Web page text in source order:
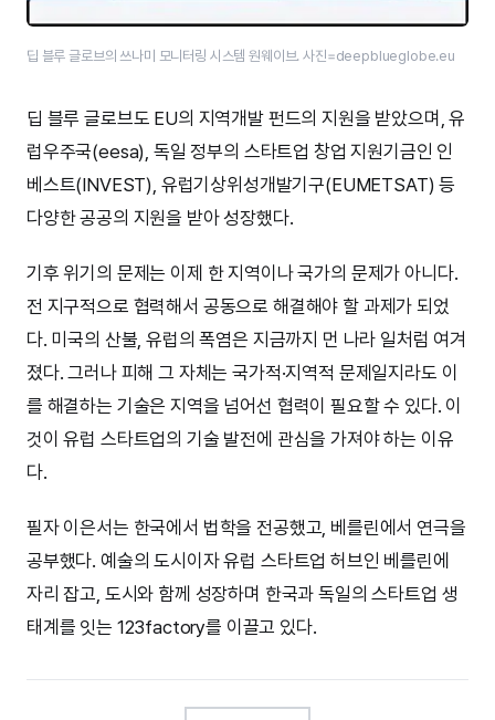
딥 블루 글로브의 쓰나미 모니터링 시스템 원웨이브. 사진=deepblueglobe.eu
딥 블루 글로브도 EU의 지역개발 펀드의 지원을 받았으며, 유
럽우주국(eesa), 독일 정부의 스타트업 창업 지원기금인 인
베스트(INVEST), 유럽기상위성개발기구(EUMETSAT) 등
다양한 공공의 지원을 받아 성장했다.
기후 위기의 문제는 이제 한 지역이나 국가의 문제가 아니다.
전 지구적으로 협력해서 공동으로 해결해야 할 과제가 되었
다. 미국의 산불, 유럽의 폭염은 지금까지 먼 나라 일처럼 여겨
졌다. 그러나 피해 그 자체는 국가적·지역적 문제일지라도 이
를 해결하는 기술은 지역을 넘어선 협력이 필요할 수 있다. 이
것이 유럽 스타트업의 기술 발전에 관심을 가져야 하는 이유
다.
필자 이은서는 한국에서 법학을 전공했고, 베를린에서 연극을
공부했다. 예술의 도시이자 유럽 스타트업 허브인 베를린에
자리 잡고, 도시와 함께 성장하며 한국과 독일의 스타트업 생
태계를 잇는 123factory를 이끌고 있다.